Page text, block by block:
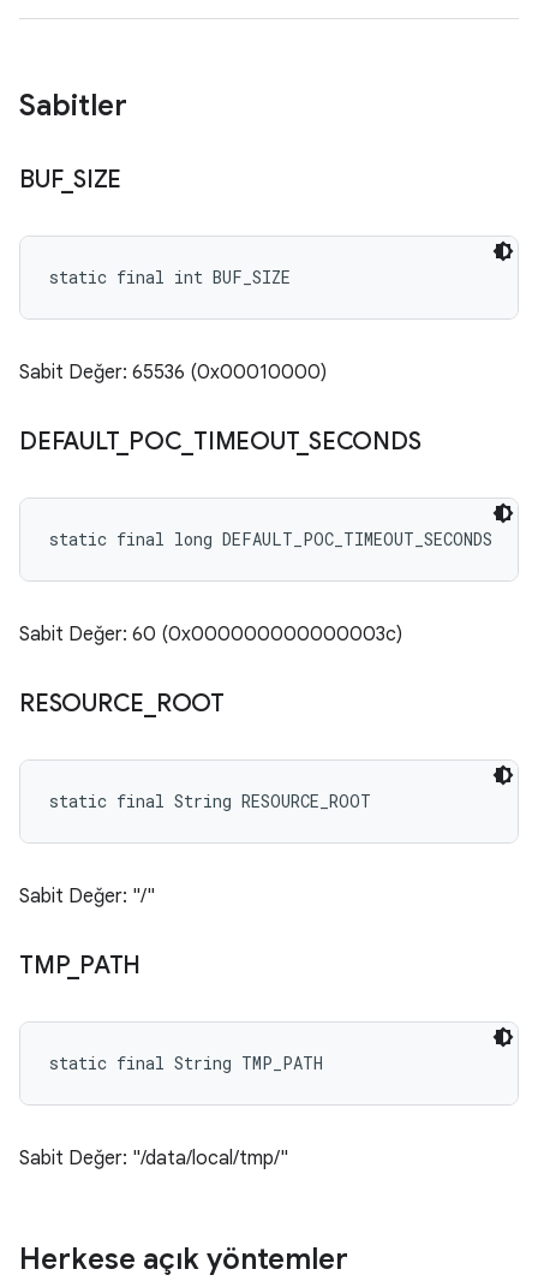
Sabitler
BUF_ SIZE
static final int BUF_SIZE
Sabit Değer: 65536 (0x00010000)
DEFAULT_ POC TIMEOUT_ SECONDS
static final long DEFAULT_POC_TIMEOUT_SECONDS
Sabit Değer: 60 (0x000000000000003c)
RESOURCE ROOT
static final String RESOURCE_ROOT
Sabit Değer: "/"
TMP_ PATH
static final String TMP_PATH
Sabit Değer: "/data/local/tmp/"
Herkese açık yöntemler